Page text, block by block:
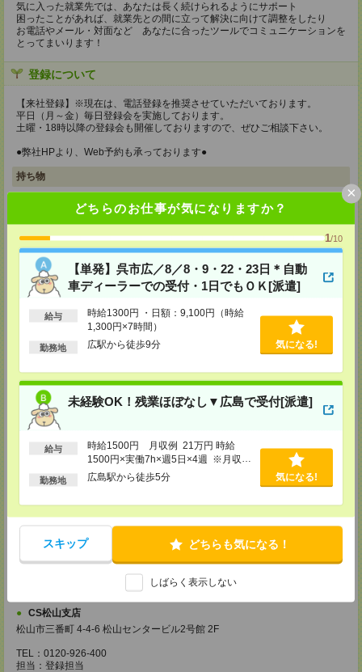
どちらのお仕事が気になりますか？
1/10
【単発】呉市広／8／8・9・22・23日＊自動
車ディーラーでの受付・1日でもＯＫ[派遣]
給与
時給1300円 ・日額：9,100円（時給
1,300円×7時間）
勤務地 広駅から徒歩9分 気になる!
未経験OK！残業ほぼなし▼広島で受付[派遣]
給与
時給1500円 月収例 21万円 時給
1500円×実働7h×週5日×4週 ※月収例
を保証するものではありません。※給
勤務地 広島駅から徒歩5分 気になる!
スキップ どちらも気になる！
しばらく表示しない
×
気に入った就業先では、あなたは長く続けられるようにサポート
困ったことがあれば、就業先との間に立って解決に向けて調整をしたり
お電話やメール・対面など あなたに合ったツールでコミュニケーションを
とってまいります！
登録について
【来社登録】※現在は、電話登録を推奨させていただいております。
平日（月～金）毎日登録会を実施しております。
土曜・18時以降の登録会も開催しておりますので、ぜひご相談下さい。
●弊社HPより、Web予約も承っております●
持ち物
弊社HPよりマイページ作成をお願いします
【来社登録】※現在は、電話登録を推奨させていただいております。
・印鑑
・免許証など本人確認書類
・職務経歴書
※履歴書、写真は不要です！
所要時間
【電話登録】30分程度
・経験やご希望などをインタビュー
【来社登録】約1.5～2時間＊経験・ご希望による
・ガイダンス
・経験や希望をインタビュー
・スキルチェック
・お仕事のご紹介
登録場所
CS広島支店
担当：採用担当
CS高松支店
〒760-0027 香川県高松市紺屋町9-6 高松大同生命ビル7
CS松山支店
松山市三番町 4-4-6 松山センタービル2号館 2F
TEL：0120-926-400
担当：登録担当